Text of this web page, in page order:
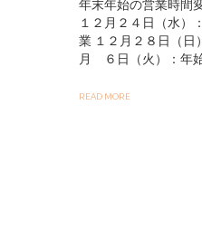
年末年始の営業時間
１２月２４日（水）
業 １２月２８日（日
月 ６日（火）：年
READ MORE